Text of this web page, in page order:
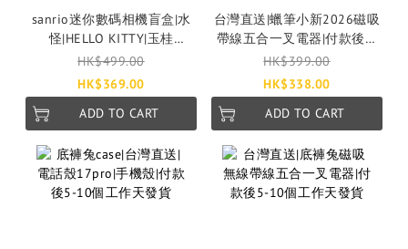
sanrio迷你數碼相機盲盒|水
怪|HELLO KITTY|玉桂
狗|KUROMI|付款後2-3個工作
天發貨｜Escura｜SnapRoll
HK$499.00
HK$369.00
ADD TO CART
台灣直送|蠟筆小新2026磁吸
帶線五合一叉電器|付款後5-
10個工作天發貨
HK$399.00
HK$338.00
ADD TO CART